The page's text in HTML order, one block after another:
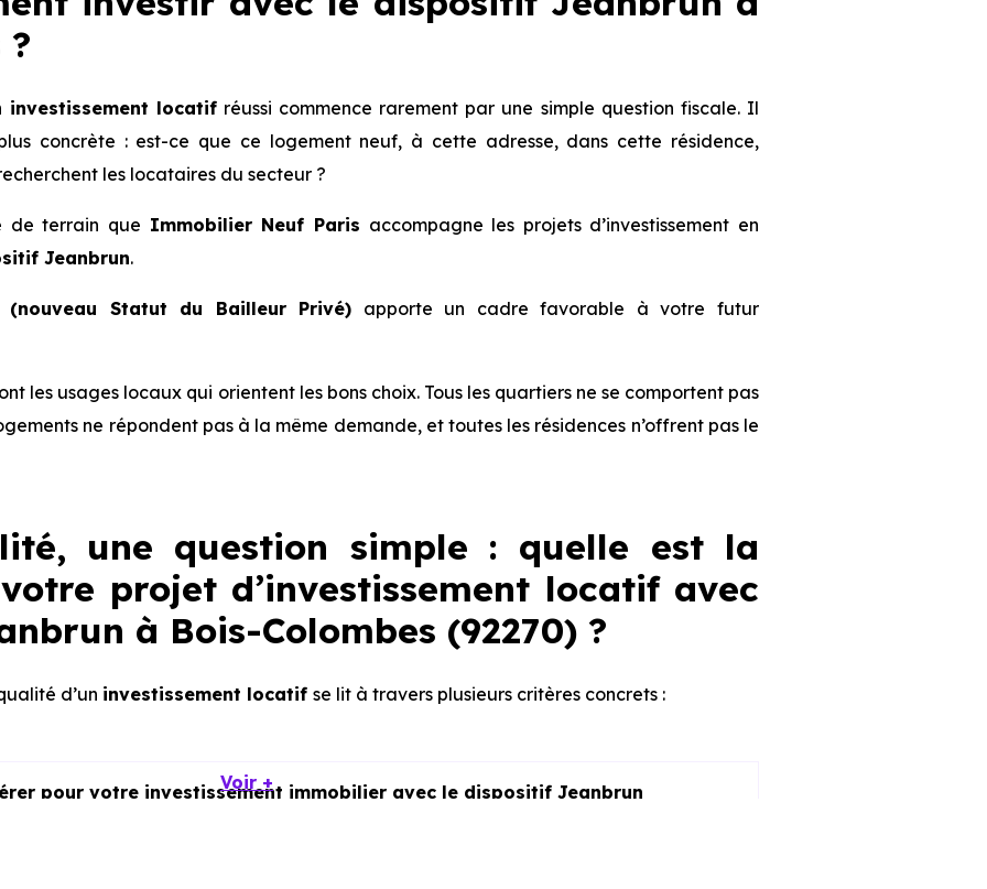
?
investissement locatifréussi commence rarement par une simple question fiscale. Il
concrète : est-ce que ce logement neuf, à cette adresse, dans cette résidence,
les locataires du secteur ?
de terrain que Immobilier Neuf Paris accompagne les projets d’investissement en
Jeanbrun.
(nouveau Statut du Bailleur Privé) apporte un cadre favorable à votre futur
les usages locaux qui orientent les bons choix. Tous les quartiers ne se comportent pas
ne répondent pas à la même demande, et toutes les résidences n’offrent pas le
une question simple : quelle est la
projet d’investissement locatif avec
à Bois-Colombes (92270) ?
d’un investissement locatif se lit à travers plusieurs critères concrets :
pour votre investissement immobilier avec le dispositif Jeanbrun
Voir +